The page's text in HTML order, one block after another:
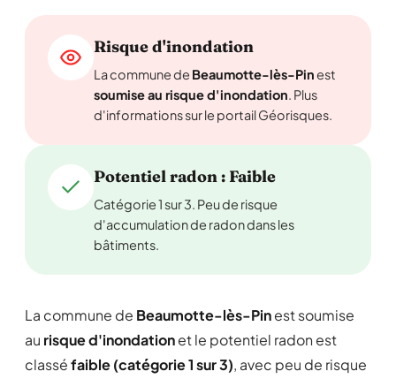
Risque d'inondation
La commune de Beaumotte-lès-Pinest
soumise au risque d'inondation. Plus
d'informations sur le portail Géorisques.
Potentiel radon : Faible
Catégorie 1 sur 3. Peu de risque
d'accumulation de radon dans les
bâtiments.
La commune de Beaumotte-lès-Pinest soumise
au risque d'inondationet le potentiel radon est
classéfaible (catégorie 1 sur 3), avec peu de risque